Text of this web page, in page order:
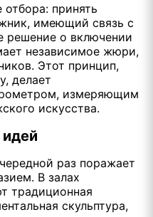
принять
имеющий связь с
решение о включении
независимое жюри,
Этот принцип,
делает
измеряющим
искусства.
раз поражает
В залах
традиционная
скульптура,